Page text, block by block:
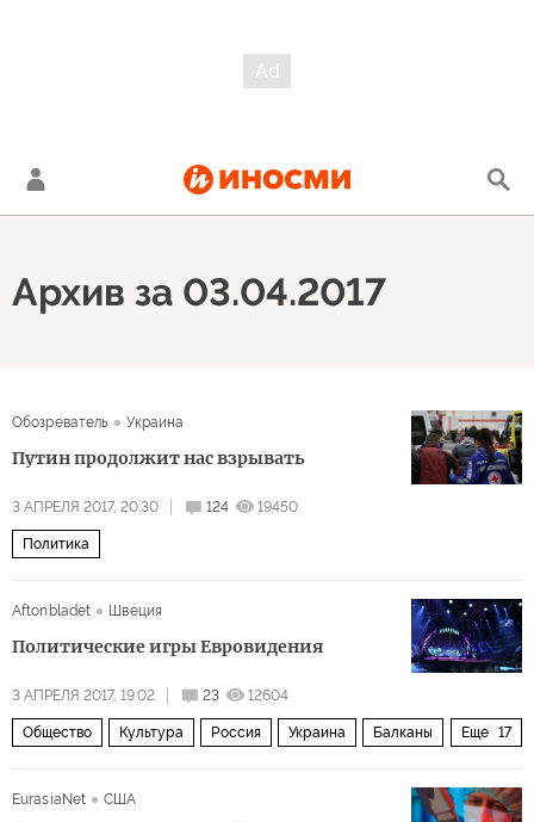
Архив за 03.04.2017
Обозреватель Украина
Путин продолжит нас взрывать
3 АПРЕЛЯ 2017, 20:30 124 19450
Политика
Aftonbladet Швеция
Политические игры Евровидения
3 АПРЕЛЯ 2017, 19:02 23 12604
Еще 17
Общество Культура Россия Украина Балканы
EurasiaNet США